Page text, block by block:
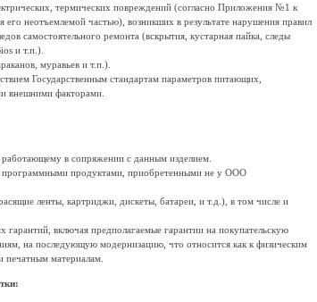
термических повреждений (согласно Приложения №1 к
неотъемлемой частью), возникших в результате нарушения правил
самостоятельного ремонта (вскрытия, кустарная пайка, следы
и т.п.).
муравьев и т.п.).
Государственным стандартам параметров питающих,
внешними факторами.
в сопряжении с данным изделием.
программными продуктами, приобретенными не у ООО
ленты, картриджи, дискеты, батареи, и т.д.), в том числе и
включая предполагаемые гарантии на покупательскую
на последующую модернизацию, что относится как к физическим
печатным материалам.